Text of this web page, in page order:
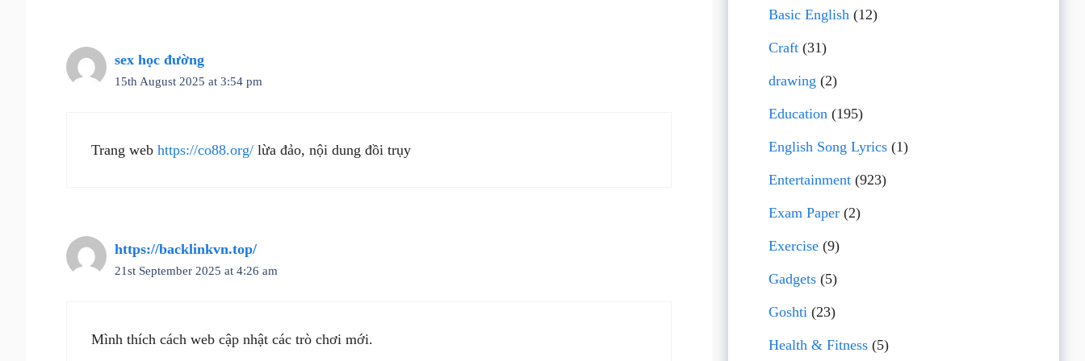
sex học đường
15th August 2025 at 3:54 pm
Trang web https://co88.org/ lừa đảo, nội dung đồi trụy
https://backlinkvn.top/
21st September 2025 at 4:26 am
Mình thích cách web cập nhật các trò chơi mới.
Basic English (12)
Craft (31)
drawing (2)
Education (195)
English Song Lyrics (1)
Entertainment (923)
Exam Paper (2)
Exercise (9)
Gadgets (5)
Goshti (23)
Health & Fitness (5)